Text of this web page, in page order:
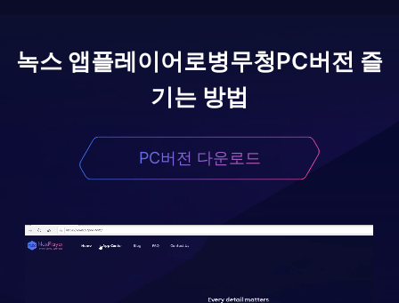
녹스 앱플레이어로병무청PC버전 즐
기는 방법
PC버전 다운로드